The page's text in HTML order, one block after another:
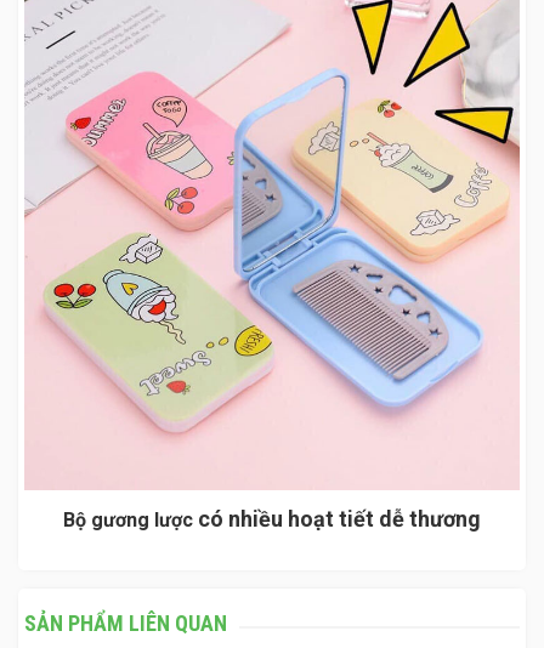
Bộ gương lược có nhiều hoạt tiết dễ thương
SẢN PHẨM LIÊN QUAN